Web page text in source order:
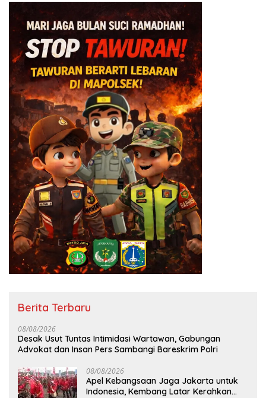
Berita Terbaru
08/08/2026
Desak Usut Tuntas Intimidasi Wartawan, Gabungan
Advokat dan Insan Pers Sambangi Bareskrim Polri
08/08/2026
Apel Kebangsaan Jaga Jakarta untuk
Indonesia, Kembang Latar Kerahkan